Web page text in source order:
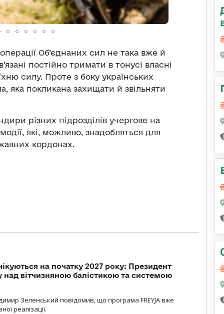
Об’єднаних сил не така вже й
постійно тримати в тонусі власні
силу. Проте з боку українських
яка покликана захищати й звільняти
різних підрозділів учергове на
які, можливо, знадобляться для
кордонах.
на початку 2027 року: Президент
над вітчизняною балістикою та системою
Зеленський повідомив, що програма FREYJA вже
реалізації.